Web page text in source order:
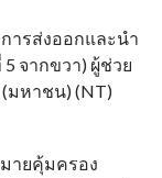
ารส่งออกและนำ
จากขวา) ผู้ช่วย
มหาชน) (NT)
ายคุ้มครอง